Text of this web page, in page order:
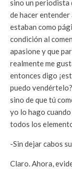
sino un
de hacer
estaban como
condición al
apasione y que
realmente me
entonces digo
puedo
sino de que tú
yo lo hago
todos los
-Sin dejar cabos
Claro. Ahora,